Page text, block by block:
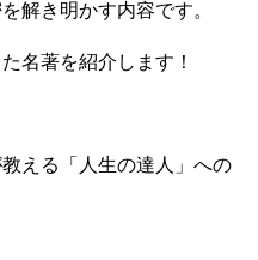
解き明かす内容です。
名著を紹介します！
える「人生の達人」への